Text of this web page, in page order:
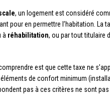
, un logement est considéré
pour en permettre l’habitation. La
à réhabilitation, ou par tout titulaire
est que cette taxe ne
de confort minimum
pas à ces critères ne sont